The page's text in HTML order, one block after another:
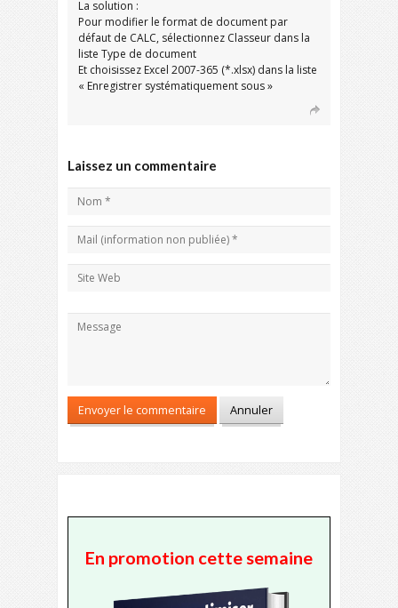
La solution :
Pour modifier le format de document par
défaut de CALC, sélectionnez Classeur dans la
liste Type de document
Et choisissez Excel 2007-365 (*.xlsx) dans la liste
« Enregistrer systématiquement sous »
Laissez un commentaire
En promotion cette semaine